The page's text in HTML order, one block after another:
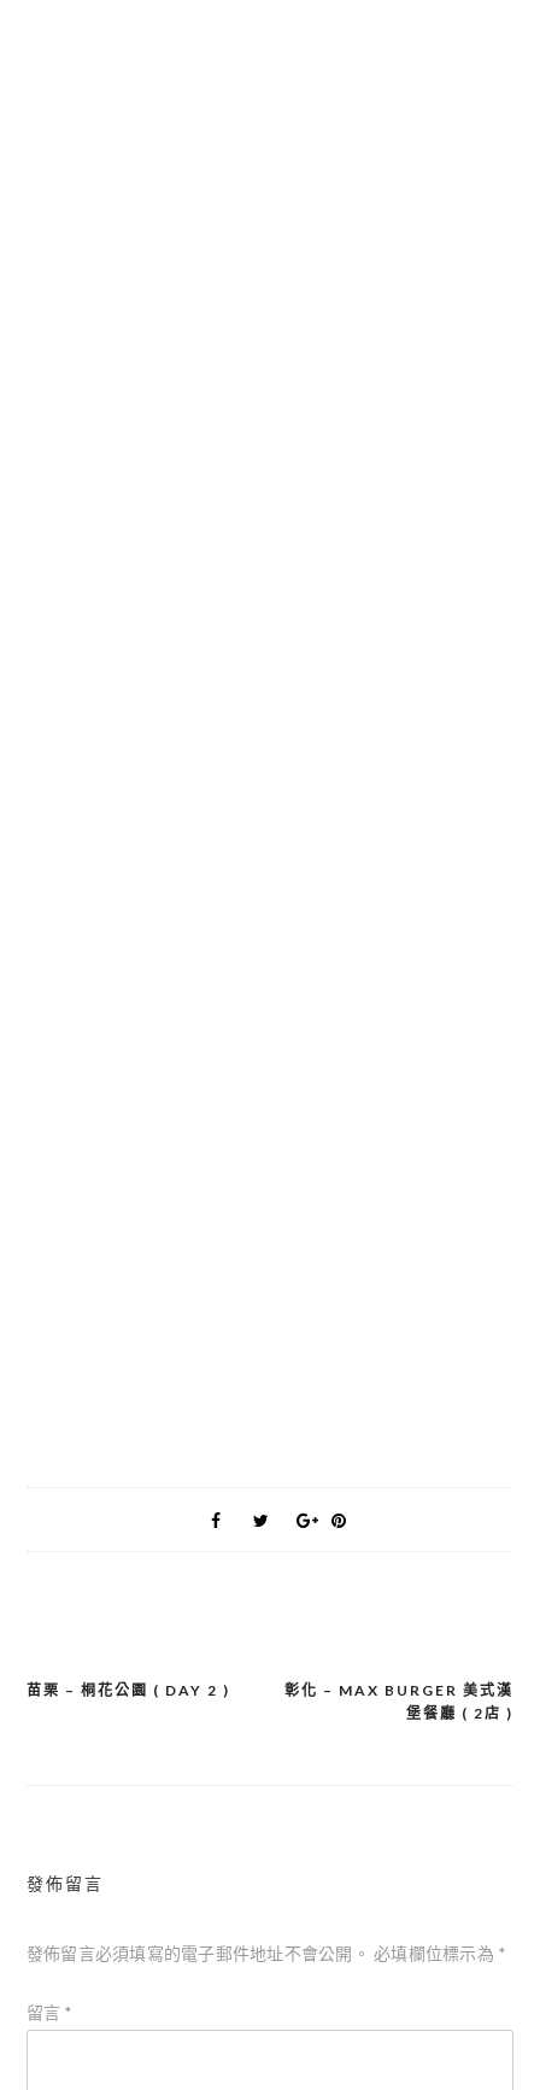
文
苗栗 – 桐花公園 ( DAY 2 )
彰化 – MAX BURGER 美式漢
堡餐廳 ( 2店 )
發佈留言
發佈留言必須填寫的電子郵件地址不會公開。 必填欄位標示為 *
留言 *